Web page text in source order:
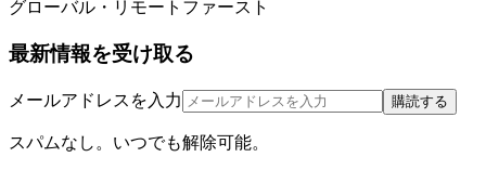
グローバル・リモートファースト
最新情報を受け取る
メールアドレスを入力 購読する
スパムなし。いつでも解除可能。